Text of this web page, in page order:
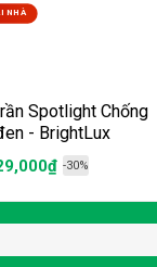
NHÀ
Spotlight Chống
- BrightLux
-30%